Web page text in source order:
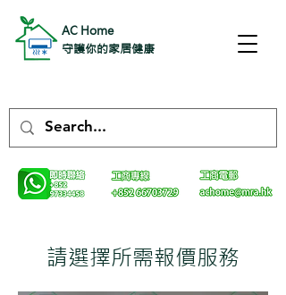
AC Home
守護你的家居健康
請選擇所需報價服務